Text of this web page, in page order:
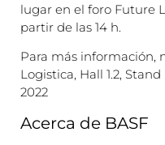
lugar en el foro Future
partir de las 14 h.
Para más información,
Logistica, Hall 1.2,
2022
Acerca de BASF